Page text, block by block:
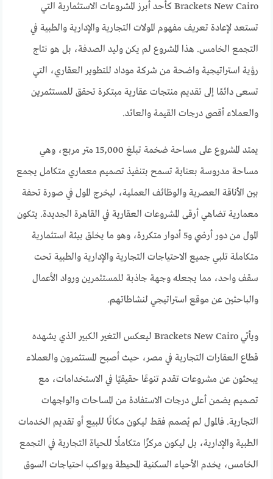
Brackets New Cairo كأحد أبرز المشروعات الاستثمارية التي
تستعد لإعادة تعريف مفهوم المولات التجارية والإدارية والطبية في
التجمع الخامس. هذا المشروع لم يكن وليد الصدفة، بل هو نتاج
رؤية استراتيجية واضحة من شركة موداد للتطوير العقاري، التي
تسعى دائمًا إلى تقديم منتجات عقارية مبتكرة تحقق للمستثمرين
والعملاء أقصى درجات القيمة والعائد.
يمتد المشروع على مساحة ضخمة تبلغ 15,000 متر مربع، وهي
مساحة مدروسة بعناية تسمح بتنفيذ تصميم معماري متكامل يجمع
بين الأناقة العصرية والوظائف العملية، ليخرج المول في صورة تحفة
معمارية تضاهي أرقى المشروعات العقارية في القاهرة الجديدة. يتكون
المول من دور أرضي و5 أدوار متكررة، وهو ما يخلق بيئة استثمارية
متكاملة تلبي جميع الاحتياجات التجارية والإدارية والطبية تحت
سقف واحد، مما يجعله وجهة جاذبة للمستثمرين ورواد الأعمال
والباحثين عن موقع استراتيجي لنشاطاتهم.
ويأتي Brackets New Cairo ليعكس التغير الكبير الذي يشهده
قطاع العقارات التجارية في مصر، حيث أصبح المستثمرون والعملاء
يبحثون عن مشروعات تقدم تنوعًا حقيقيًا في الاستخدامات، مع
تصميم يضمن أعلى درجات الاستفادة من المساحات والواجهات
التجارية. فالمول لم يُصمم فقط ليكون مكانًا للبيع أو تقديم الخدمات
الطبية والإدارية، بل ليكون مركزًا متكاملًا للحياة التجارية في التجمع
الخامس، يخدم الأحياء السكنية المحيطة ويواكب احتياجات السوق